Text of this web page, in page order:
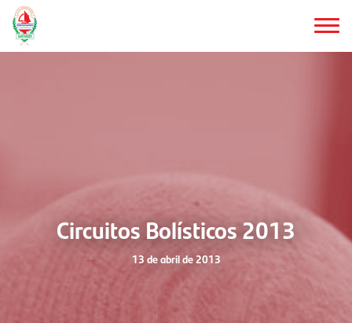
Saltar
al
contenido
Circuitos Bolísticos 2013
13 de abril de 2013